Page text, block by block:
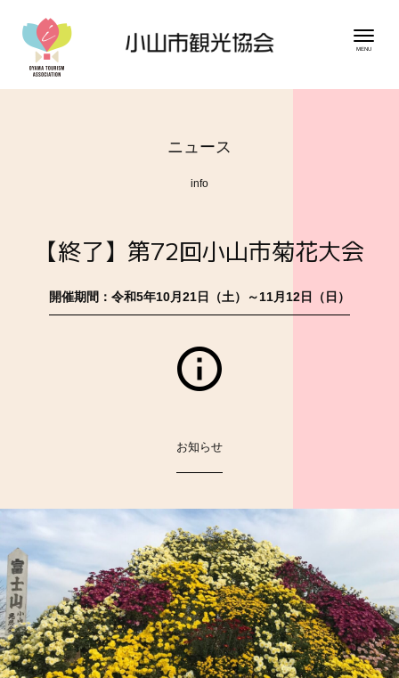
ニュース
info
【終了】第72回小山市菊花大会
開催期間：令和5年10月21日（土）～11月12日（日）
お知らせ